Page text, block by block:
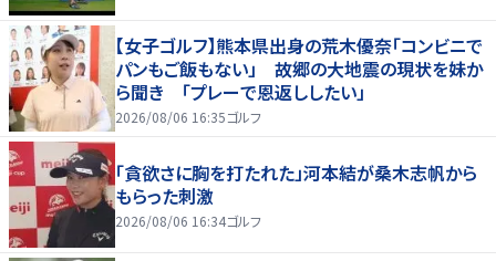
【女子ゴルフ】熊本県出身の荒木優奈「コンビニで
パンもご飯もない」 故郷の大地震の現状を妹か
ら聞き 「プレーで恩返ししたい」
2026/08/06 16:35ゴルフ
「貪欲さに胸を打たれた」河本結が桑木志帆から
もらった刺激
2026/08/06 16:34ゴルフ